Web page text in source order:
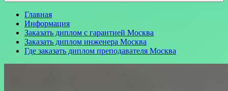
Главная
Информация
Заказать диплом с гарантией Москва
Заказать диплом инженера Москва
Где заказать диплом преподавателя Москва